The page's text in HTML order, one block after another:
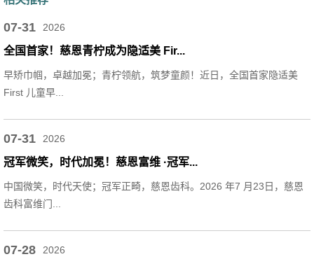
07-31 2026
全国首家！慈恩青柠成为隐适美 Fir...
早矫巾帼，卓越加冕；青柠领航，筑梦童颜！近日，全国首家隐适美
First 儿童早...
07-31 2026
冠军微笑，时代加冕！慈恩富维 ·冠军...
中国微笑，时代天使；冠军正畸，慈恩齿科。2026 年7 月23日，慈恩
齿科富维门...
07-28 2026